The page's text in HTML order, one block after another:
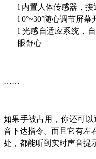
l 内置人体传感器，接
l 0°~30°随心调节屏幕
l 光感自适应系统，
眼舒心
……
如果手被占用，你还可以
音下达指令。而且它有左
处，都能听到实时声音提